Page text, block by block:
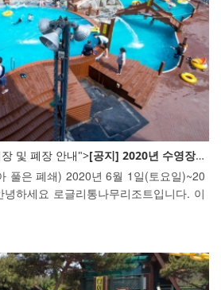
및 폐장 안내">[공지] 2020년 수영장 개
풀은 폐쇄) 2020년 6월 1일(토요일)~20
하세요 로글리통나무리조트입니다. 이
모습을 보니 저도 기분이 좋네요..^^ 조